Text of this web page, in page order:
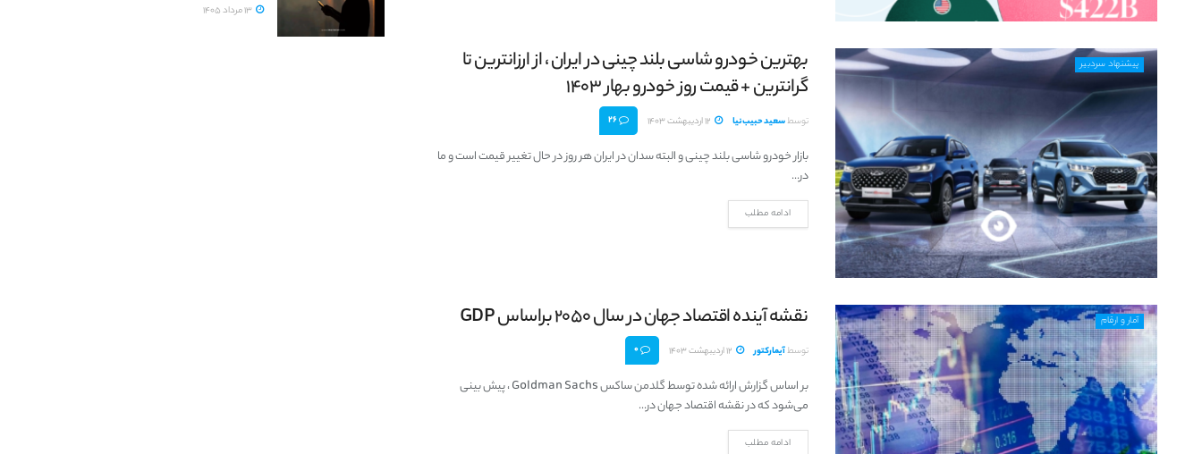
پیشنهاد سردبیر
بهترین خودرو شاسی بلند چینی در ایران ، از ارزانترین تا
گرانترین + قیمت روز خودرو بهار 1403
توسطسعید حبیب‌نیا 26
بازار خودرو شاسی بلند چینی و البته سدان در ایران هر روز در حال تغییر قیمت است و ما
در...
ادامه مطلب
آمار و ارقام نقشه آینده اقتصاد جهان در سال 2050 براساس GDP
توسطآیمارکتور 0
بر اساس گزارش ارائه شده توسط گلدمن ساکس Goldman Sachs ، پیش بینی
می‌شود که در نقشه اقتصاد جهان در...
ادامه مطلب
13 مرداد 1405